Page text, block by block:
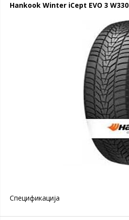
Hankook Winter iCept EVO 3 W330
Спецификација